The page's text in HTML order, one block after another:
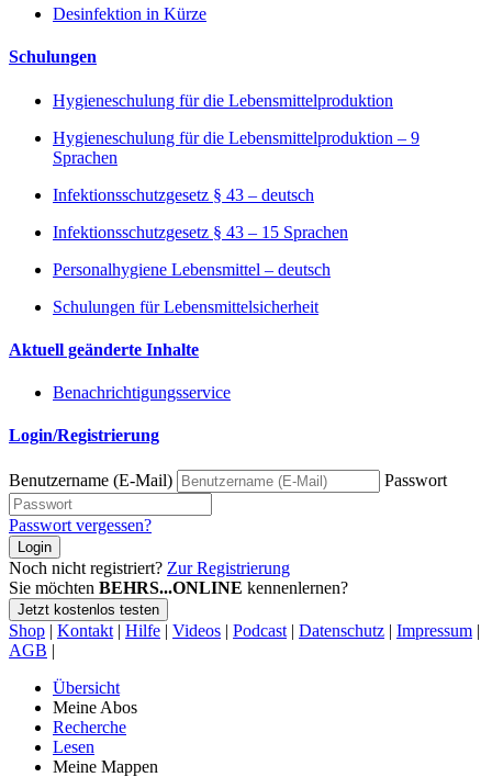
Desinfektion in Kürze
Schulungen
Hygieneschulung für die Lebensmittelproduktion
Hygieneschulung für die Lebensmittelproduktion – 9
Sprachen
Infektionsschutzgesetz § 43 – deutsch
Infektionsschutzgesetz § 43 – 15 Sprachen
Personalhygiene Lebensmittel – deutsch
Schulungen für Lebensmittelsicherheit
Aktuell geänderte Inhalte
Benachrichtigungsservice
Login/Registrierung
Benutzername (E-Mail) Passwort
Passwort vergessen?
Login
Noch nicht registriert? Zur Registrierung
Sie möchten BEHRS...ONLINE kennenlernen?
Jetzt kostenlos testen
Shop | Kontakt | Hilfe | Videos | Podcast | Datenschutz | Impressum |
AGB |
Übersicht
Meine Abos
Recherche
Lesen
Meine Mappen